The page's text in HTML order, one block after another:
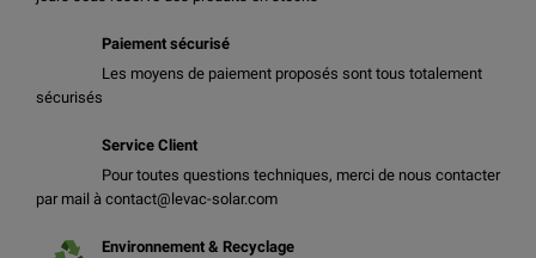
Paiement sécurisé
Les moyens de paiement proposés sont tous totalement
sécurisés
Service Client
Pour toutes questions techniques, merci de nous contacter
par mail à contact@levac-solar.com
Environnement & Recyclage